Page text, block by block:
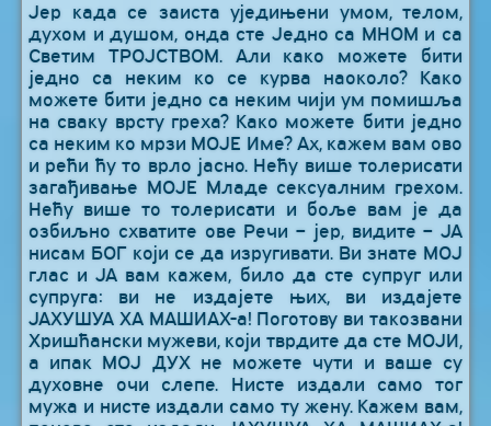
Јер када се заиста уједињени умом, телом,
духом и душом, онда сте Једно са МНОМ и са
Светим ТРОЈСТВОМ. Али како можете бити
једно са неким ко се курва наоколо? Како
можете бити једно са неким чији ум помишља
на сваку врсту греха? Како можете бити једно
са неким ко мрзи МОЈЕ Име? Ах, кажем вам ово
и рећи ћу то врло јасно. Нећу више толерисати
загађивање МОЈЕ Младе сексуалним грехом.
Нећу више то толерисати и боље вам је да
озбиљно схватите ове Речи – јер, видите – ЈА
нисам БОГ који се да изругивати. Ви знате МОЈ
глас и ЈА вам кажем, било да сте супруг или
супруга: ви не издајете њих, ви издајете
ЈАХУШУА ХА МАШИАХ-а! Поготову ви такозвани
Хришћански мужеви, који тврдите да сте МОЈИ,
а ипак МОЈ ДУХ не можете чути и ваше су
духовне очи слепе. Нисте издали само тог
мужа и нисте издали само ту жену. Кажем вам,